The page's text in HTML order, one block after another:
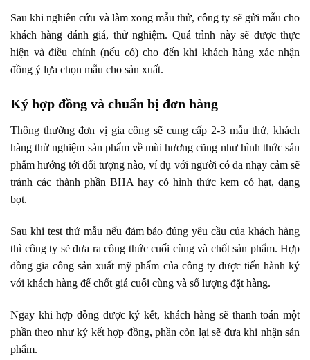
Sau khi nghiên cứu và làm xong mẫu thử, công ty sẽ gửi mẫu cho
khách hàng đánh giá, thử nghiệm. Quá trình này sẽ được thực
hiện và điều chỉnh (nếu có) cho đến khi khách hàng xác nhận
đồng ý lựa chọn mẫu cho sản xuất.
Ký hợp đồng và chuẩn bị đơn hàng
Thông thường đơn vị gia công sẽ cung cấp 2-3 mẫu thử, khách
hàng thử nghiệm sản phẩm về mùi hương cũng như hình thức sản
phẩm hướng tới đối tượng nào, ví dụ với người có da nhạy cảm sẽ
tránh các thành phần BHA hay có hình thức kem có hạt, dạng
bọt.
Sau khi test thử mẫu nếu đảm bảo đúng yêu cầu của khách hàng
thì công ty sẽ đưa ra công thức cuối cùng và chốt sản phẩm. Hợp
đồng gia công sản xuất mỹ phẩm của công ty được tiến hành ký
với khách hàng để chốt giá cuối cùng và số lượng đặt hàng.
Ngay khi hợp đồng được ký kết, khách hàng sẽ thanh toán một
phần theo như ký kết hợp đồng, phần còn lại sẽ đưa khi nhận sản
phẩm.